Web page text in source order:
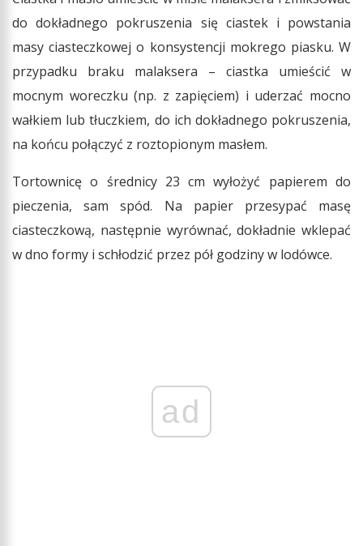
do dokładnego pokruszenia się ciastek i powstania
masy ciasteczkowej o konsystencji mokrego piasku. W
przypadku braku malaksera – ciastka umieścić w
mocnym woreczku (np. z zapięciem) i uderzać mocno
wałkiem lub tłuczkiem, do ich dokładnego pokruszenia,
na końcu połączyć z roztopionym masłem.
Tortownicę o średnicy 23 cm wyłożyć papierem do
pieczenia, sam spód. Na papier przesypać masę
ciasteczkową, następnie wyrównać, dokładnie wklepać
w dno formy i schłodzić przez pół godziny w lodówce.
ad